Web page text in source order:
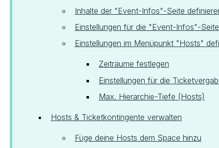
Inhalte der "Event-Infos"-Seite
Einstellungen für die "Event-Infos"-
Einstellungen im Menüpunkt "Hosts"
Zeiträume festlegen
Einstellungen für die
Max. Hierarchie-Tiefe (Hosts)
Hosts & Ticketkontingente verwalten
Füge deine Hosts dem Space hinzu